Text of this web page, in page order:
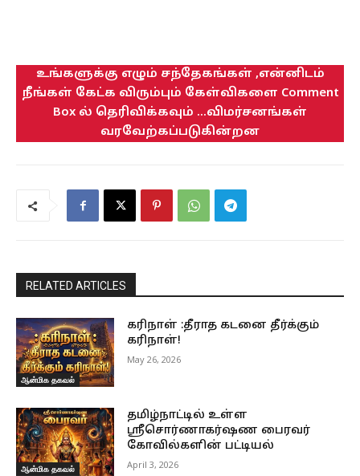
உங்களுக்கு எழும் சந்தேகங்கள் ,என்னிடம்
நீங்கள் கேட்க விரும்பும் கேள்விகளை Comment
Box ல் தெரிவிக்கவும் ...விமர்சனங்கள்
வரவேற்கப்படுகின்றன
RELATED ARTICLES
ஆன்மிக தகவல்
கரிநாள் :தீராத கடனை தீர்க்கும்
கரிநாள்!
May 26, 2026
ஆன்மிக தகவல்
தமிழ்நாட்டில் உள்ள
ஸ்ரீசொர்ணாகர்ஷண பைரவர்
கோவில்களின் பட்டியல்
April 3, 2026